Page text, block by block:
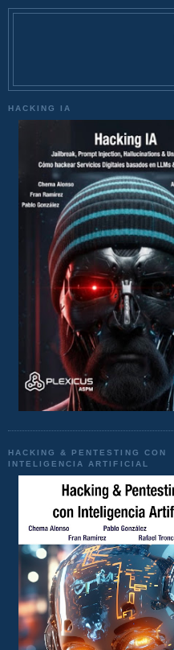
HACKING IA
HACKING & PENTESTING CON
INTELIGENCIA ARTIFICIAL